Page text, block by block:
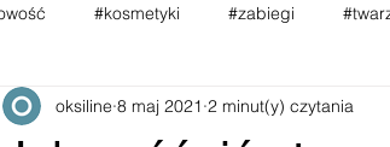
#kosmetyki #zabiegi
oksiline 8 maj 2021 2 minut(y) czytania